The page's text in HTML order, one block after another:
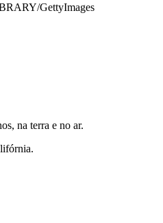
GettyImages
na terra e no ar.